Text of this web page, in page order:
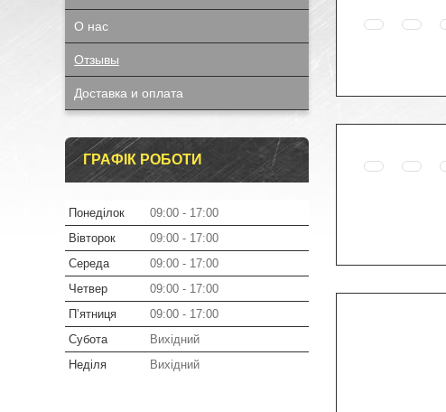
О нас
Отзывы
Доставка и оплата
ГРАФІК РОБОТИ
Понеділок 09:00
17:00
Вівторок
09:00
17:00
Середа
09:00
17:00
Четвер
09:00
17:00
Пʼятниця
09:00
17:00
Субота
Вихідний
Неділя
Вихідний